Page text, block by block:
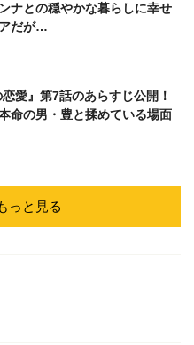
ナとの穏やかな暮らしに幸せ
だが…
愛』第7話のあらすじ公開！
命の男・豊と揉めている場面
っと見る